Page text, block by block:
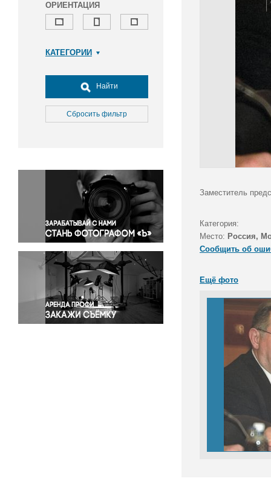
ОРИЕНТАЦИЯ
КАТЕГОРИИ
Досуг, туризм и отдых
Культура
Медицина
Окружающая среда
Политика
Правосудие
Происшествия и конфликты
Религия
Светская жизнь
Спорт
Экология
Экономика и бизнес
Найти
Сбросить фильтр
Заместитель
Категория:
Место: Россия,
Сообщить об
Ещё фото